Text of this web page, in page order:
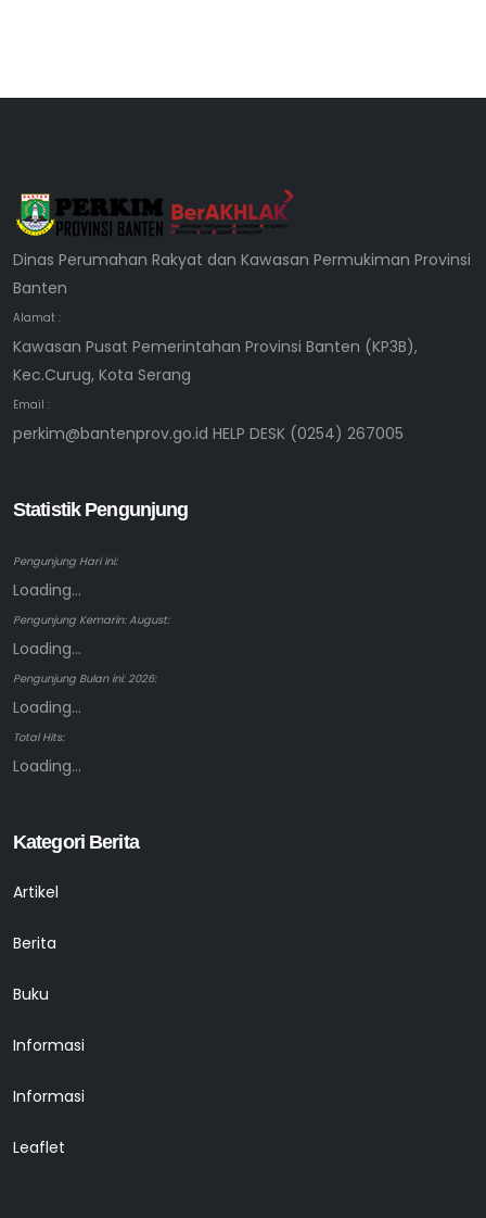
Dinas Perumahan Rakyat dan Kawasan Permukiman Provinsi
Banten
Alamat :
Kawasan Pusat Pemerintahan Provinsi Banten (KP3B),
Kec.Curug, Kota Serang
Email :
perkim@bantenprov.go.id HELP DESK (0254) 267005
Statistik Pengunjung
Pengunjung Hari ini:
Loading...
Pengunjung Kemarin: August:
Loading...
Pengunjung Bulan ini: 2026:
Loading...
Total Hits:
Loading...
Kategori Berita
Artikel
Berita
Buku
Informasi
Informasi
Leaflet